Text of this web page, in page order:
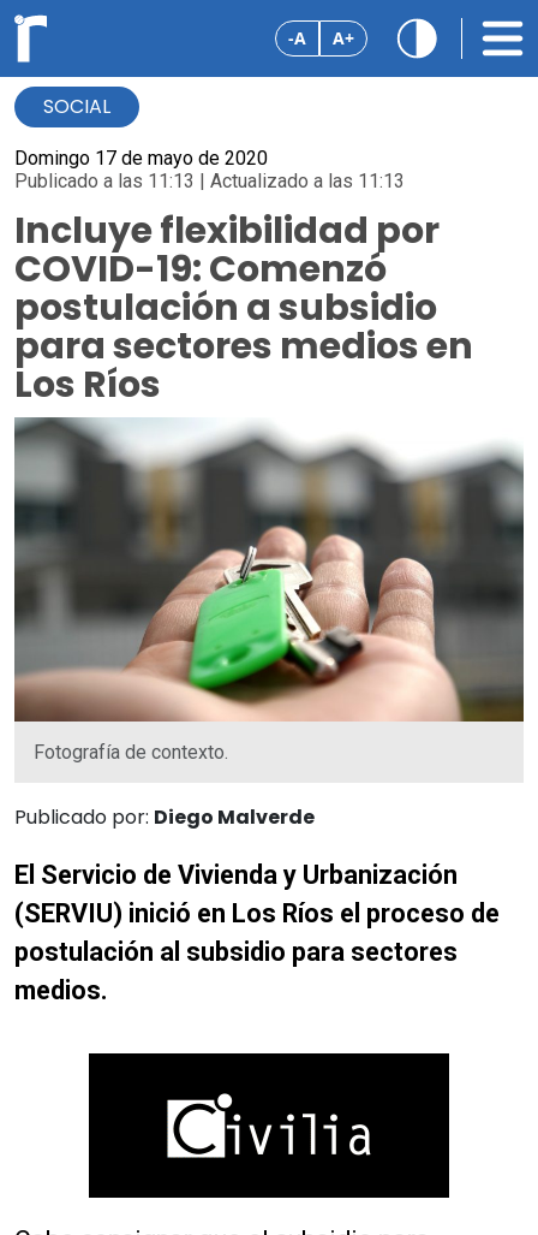
-A A+
SOCIAL
Domingo 17 de mayo de 2020
Publicado a las 11:13 | Actualizado a las 11:13
Incluye flexibilidad por
COVID-19: Comenzó
postulación a subsidio
para sectores medios en
Los Ríos
Fotografía de contexto.
Publicado por: Diego Malverde
El Servicio de Vivienda y Urbanización
(SERVIU) inició en Los Ríos el proceso de
postulación al subsidio para sectores
medios.